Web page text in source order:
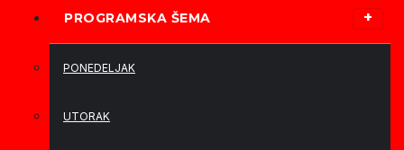
PROGRAMSKA ŠEMA
PONEDELJAK
UTORAK